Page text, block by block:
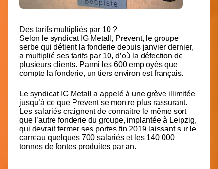
Des tarifs multipliés par 10 ?
Selon le syndicat IG Metall, Prevent, le groupe
serbe qui détient la fonderie depuis janvier dernier,
a multiplié ses tarifs par 10, d’où la défection de
plusieurs clients. Parmi les 600 employés que
compte la fonderie, un tiers environ est français.
Le syndicat IG Metall a appelé à une grève illimitée
jusqu’à ce que Prevent se montre plus rassurant.
Les salariés craignent de connaitre le même sort
que l’autre fonderie du groupe, implantée à Leipzig,
qui devrait fermer ses portes fin 2019 laissant sur le
carreau quelques 700 salariés et les 140 000
tonnes de fontes produites par an.